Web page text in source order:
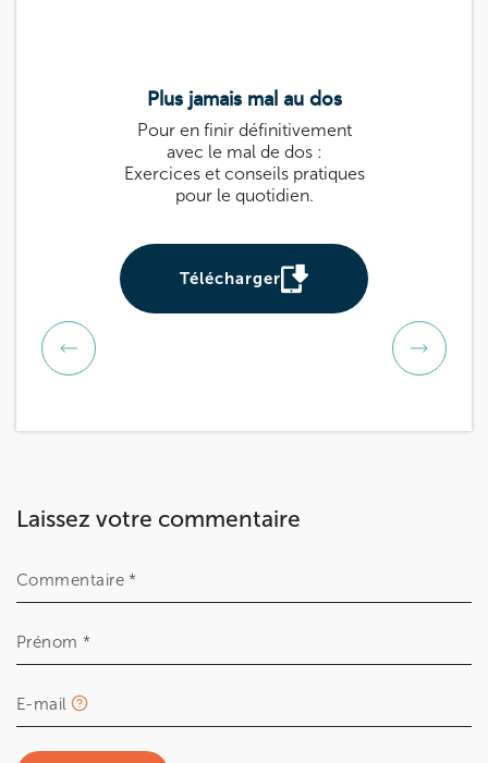
Plus jamais mal au dos
Pour en finir définitivement
avec le mal de dos :
Exercices et conseils pratiques
pour le quotidien.
Télécharger
Laissez votre commentaire
Commentaire *
Prénom *
E-mail